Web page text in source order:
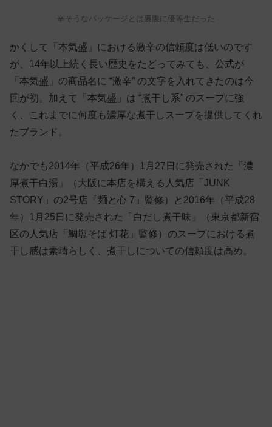
辛そうなパッケージとは裏腹に優等生だった
かくして「本気盛」における激辛の信頼度は低いのです
が、14年以上続く長い歴史をたどってみても、公式が
「本気盛」の商品名に “激辛” の文字を入れてきたのは今
回が初。加えて「本気盛」は “煮干し系” のスープに強
く、これまでに何度も濃厚な煮干しスープを提供してくれ
たブランド。
なかでも2014年（平成26年）1月27日に発売された「濃
厚煮干白湯」（大阪に本店を構える人気店「JUNK
STORY」の2号店「麺と心 7」監修）と2016年（平成28
年）1月25日に発売された「白だし煮干味」（東京都新宿
区の人気店「鯛塩そば 灯花」監修）のスープにおける煮
干し感は素晴らしく、煮干しについての信頼度は高め。